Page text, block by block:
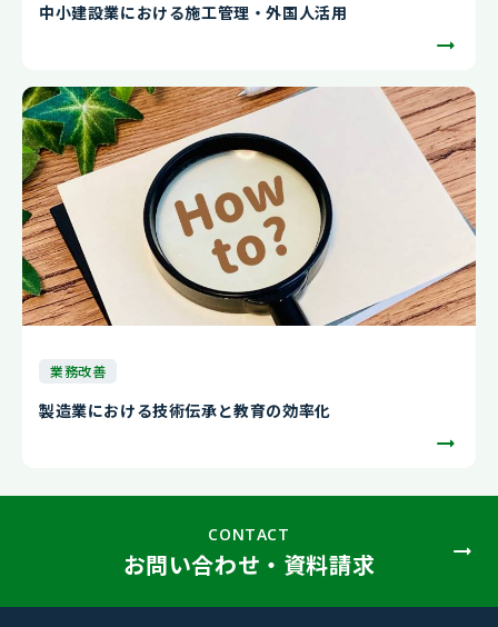
中小建設業における施工管理・外国人活用
業務改善
製造業における技術伝承と教育の効率化
CONTACT
お問い合わせ・資料請求